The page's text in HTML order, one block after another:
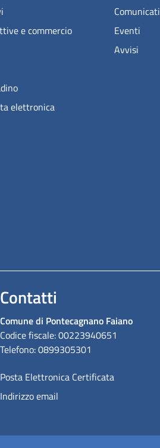
e commercio
elettronica
Comunicati
Eventi
Avvisi
Contatti
Comune di Pontecagnano Faiano
Codice fiscale: 00223940651
Telefono: 0899305301
Posta Elettronica Certificata
Indirizzo email